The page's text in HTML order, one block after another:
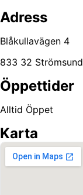
Adress
Blåkullavägen 4
833 32 Strömsund
Öppettider
Alltid Öppet
Karta